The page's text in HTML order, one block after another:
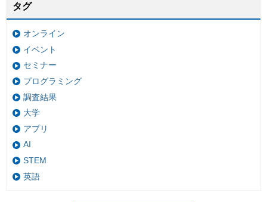
タグ
オンライン
イベント
セミナー
プログラミング
調査結果
大学
アプリ
AI
STEM
英語